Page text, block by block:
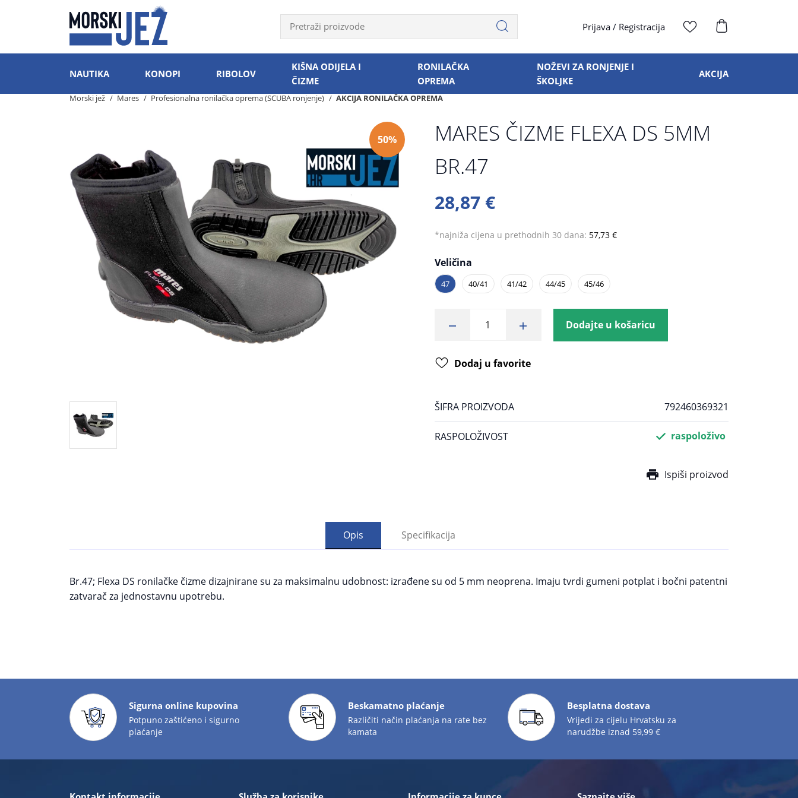
Prijava / Registracija
NAUTIKA KONOPI RIBOLOV
KIŠNA ODIJELA I
ČIZME
RONILAČKA
OPREMA
NOŽEVI ZA RONJENJE I
ŠKOLJKE
AKCIJA
Morski jež Mares Profesionalna ronilačka oprema (SCUBA ronjenje) AKCIJA RONILAČKA OPREMA
50%
MARES ČIZME FLEXA DS 5MM
BR.47
28,87 €
*najniža cijena u prethodnih 30 dana: 57,73 €
Veličina
47 40/41 41/42 44/45 45/46
Dodajte u košaricu
Dodaj u favorite
ŠIFRA PROIZVODA 792460369321
RASPOLOŽIVOST raspoloživo
Ispiši proizvod
Opis Specifikacija
Br.47; Flexa DS ronilačke čizme dizajnirane su za maksimalnu udobnost: izrađene su od 5 mm neoprena. Imaju tvrdi gumeni potplat i bočni patentni
zatvarač za jednostavnu upotrebu.
Sigurna online kupovina
Potpuno zaštićeno i sigurno
plaćanje
Beskamatno plaćanje
Različiti način plaćanja na rate bez
kamata
Besplatna dostava
Vrijedi za cijelu Hrvatsku za
narudžbe iznad 59,99 €